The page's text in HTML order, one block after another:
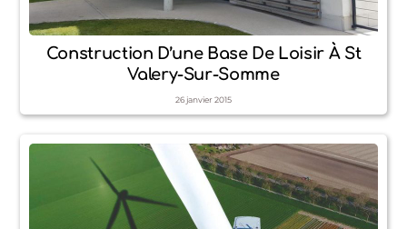
Construction D’une Base De Loisir À St
Valery-Sur-Somme
26 janvier2015